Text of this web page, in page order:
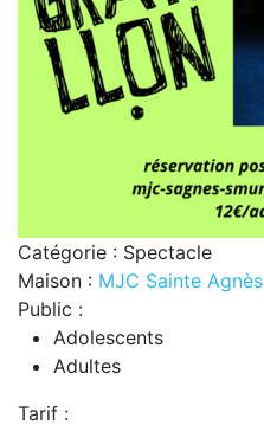
Catégorie : Spectacle
Maison : MJC Sainte Agnès
Public :
Adolescents
Adultes
Tarif :